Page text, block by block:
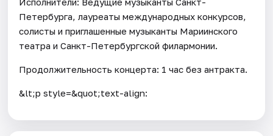
Петербурга, лауреаты международных конкурсов,
солисты и приглашенные музыканты Мариинского
театра и Санкт-Петербургской филармонии.
Продолжительность концерта: 1 час без антракта.
&lt;p style=&quot;text-align: